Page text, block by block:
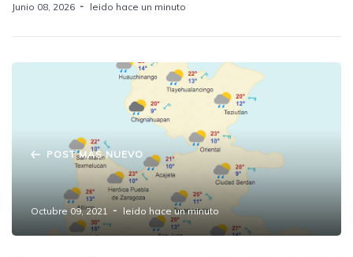
Junio 08, 2026 leido hace un minuto
POST MAS NUEVO
Pronóstico Meteorológico
Octubre 09, 2021 leido hace un minuto